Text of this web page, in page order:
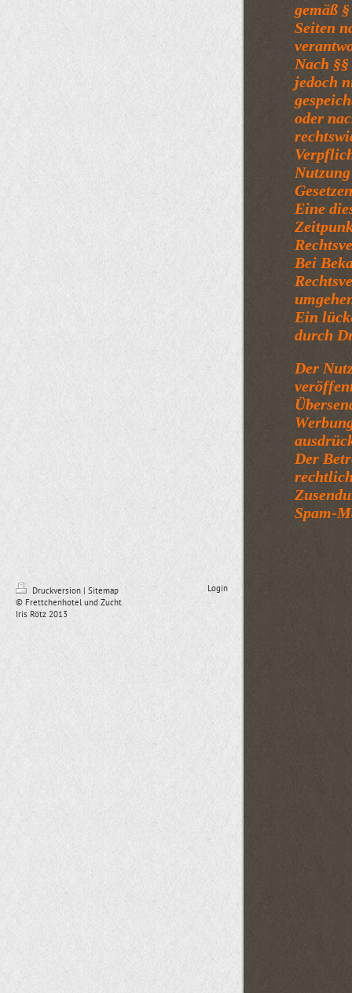
gemäß
Seiten
Nach
jedoch
oder
Eine
Bei
Ein
durch
Der
Der
Spam-
Druckversion | Sitemap
© Frettchenhotel und Zucht
Iris Rötz 2013
Login